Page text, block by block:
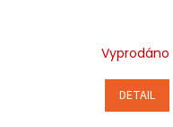
Vyprodáno
DETAIL